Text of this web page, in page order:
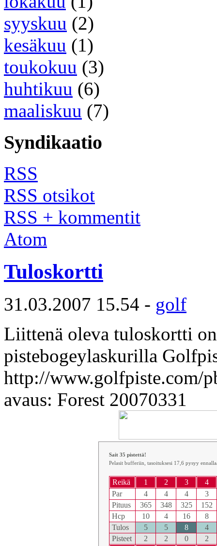
syyskuu (2)
kesäkuu (1)
toukokuu (3)
huhtikuu (6)
maaliskuu (7)
Syndikaatio
RSS
RSS otsikot
RSS + kommentit
Atom
Tuloskortti
31.03.2007 15.54 - golf
Liittenä oleva tuloskortti
pistebogeylaskurilla
http://www.golfpiste.com/
avaus: Forest 20070331
Sait 35 pistettä!
Pelasit bufferiin, tasoituksesi 17,6 pysyy
Reikä 1 2 3
4
Par
4 4 4
3
Pituus
365 348 325
152
Hcp
10 4 16
8
Tulos
5 5 8
4
Pisteet
2 2 0 2